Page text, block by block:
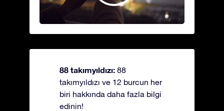
88 takımyıldızı: 88
takımyıldızı ve 12 burcun her
biri hakkında daha fazla bilgi
edinin!